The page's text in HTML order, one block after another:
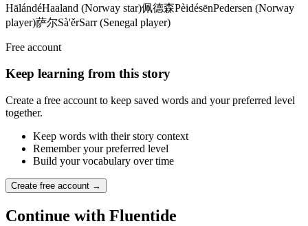
HālándéHaaland (Norway star)佩德森PèidésēnPedersen (Norway
player)萨尔Sà'ěrSarr (Senegal player)
Free account
Keep learning from this story
Create a free account to keep saved words and your preferred level
together.
Keep words with their story context
Remember your preferred level
Build your vocabulary over time
Create free account →
Continue with Fluentide